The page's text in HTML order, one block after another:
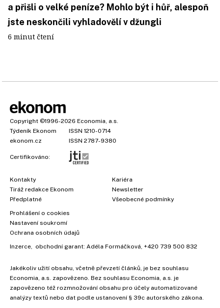
a přišli o velké peníze? Mohlo být i hůř, alespoň
jste neskončili vyhladovělí v džungli
6 minut čtení
Copyright ©1996-2026 Economia, a.s.
Týdeník Ekonom
ISSN 1210-0714
ekonom.cz
ISSN 2787-9380
Certifikováno:
Kontakty
Tiráž redakce Ekonom
Předplatné
Kariéra
Newsletter
Všeobecné podmínky
Prohlášení o cookies
Nastavení soukromí
Ochrana osobních údajů
Inzerce , obchodní garant: Adéla Formáčková +420 739 500 832
Jakékoliv užití obsahu, včetně převzetí článků, je bez souhlasu
Economia, a.s. zapovězeno. Bez souhlasu Economia, a.s. je
zapovězeno též rozmnožování obsahu pro účely automatizované
analýzy textů nebo dat podle ustanovení § 39c autorského zákona.